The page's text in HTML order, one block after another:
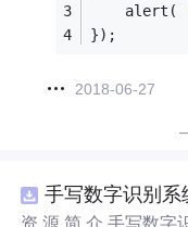
	alert(
});
2018-06-27
手写数字识别系